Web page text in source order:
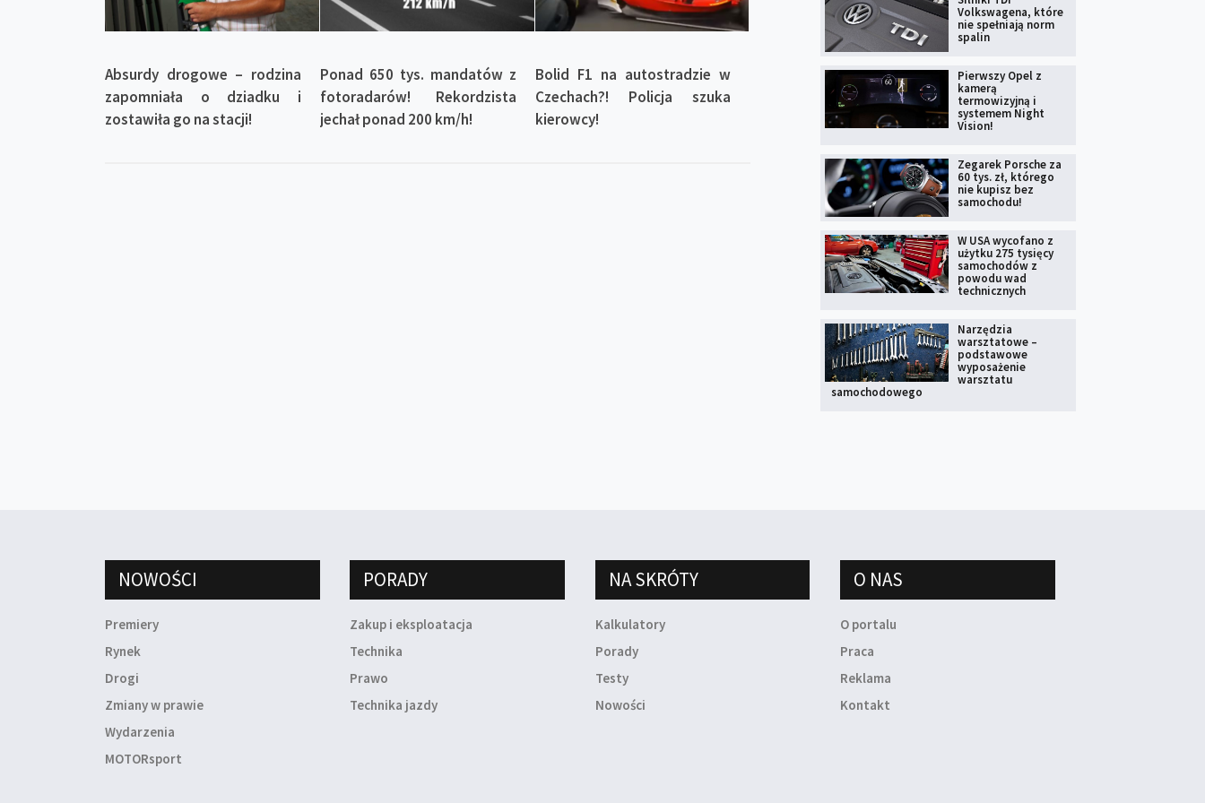
Absurdy drogowe – rodzina
zapomniała o dziadku i
zostawiła go na stacji!
Ponad 650 tys. mandatów z
fotoradarów! Rekordzista
jechał ponad 200 km/h!
Bolid F1 na autostradzie w
Czechach?! Policja szuka
kierowcy!
Volkswagena, które
nie spełniają norm
spalin
Pierwszy Opel z
kamerą
termowizyjną i
systemem Night
Vision!
Zegarek Porsche za
60 tys. zł, którego
nie kupisz bez
samochodu!
W USA wycofano z
użytku 275 tysięcy
samochodów z
powodu wad
technicznych
Narzędzia
warsztatowe –
podstawowe
wyposażenie
warsztatu
samochodowego
NOWOŚCI
Premiery
Rynek
Drogi
Zmiany w prawie
Wydarzenia
MOTORsport
PORADY
Zakup i eksploatacja
Technika
Prawo
Technika jazdy
NA SKRÓTY
Kalkulatory
Porady
Testy
Nowości
O NAS
O portalu
Praca
Reklama
Kontakt